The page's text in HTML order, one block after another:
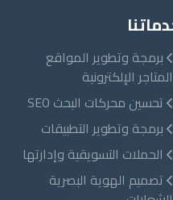
تحسين محركات البحث SEO
برمجة وتطوير التطبيقات
الحملات التسويقية وإدارتها
تصميم الهوية البصرية
والشعارات